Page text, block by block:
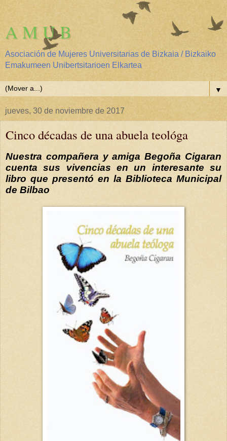
A M U B
Asociación de Mujeres Universitarias de Bizkaia / Bizkaiko
Emakumeen Unibertsitarioen Elkartea
▼
jueves, 30 de noviembre de 2017
Cinco décadas de una abuela teológa
Nuestra compañera y amiga Begoña Cigaran
cuenta sus vivencias en un interesante su
libro que presentó en la Biblioteca Municipal
de Bilbao